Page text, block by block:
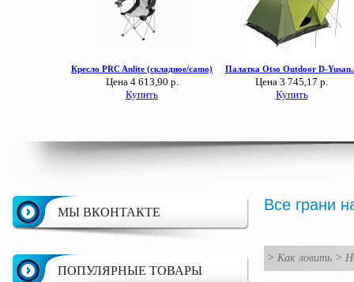
МЫ ВКОНТАКТЕ
ПОПУЛЯРНЫЕ ТОВАРЫ
Все грани
> Как ловить >